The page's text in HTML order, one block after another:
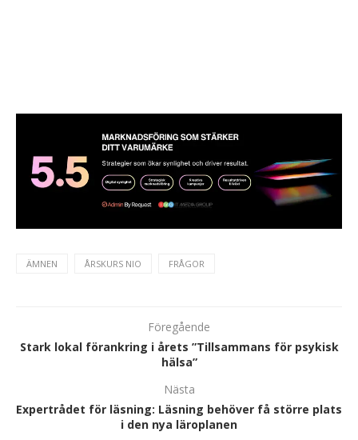
ÄMNEN ÅRSKURS NIO FRÅGOR
Föregående
Stark lokal förankring i årets ”Tillsammans för psykisk
hälsa”
Nästa
Expertrådet för läsning: Läsning behöver få större plats
i den nya läroplanen